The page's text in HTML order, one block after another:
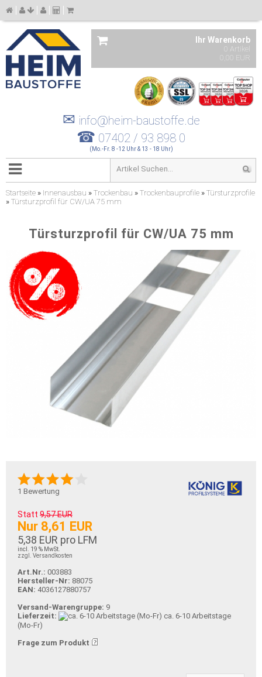
Ihr Warenkorb
0 Artikel
0,00 EUR
✉ info@heim-baustoffe.de
☎ 07402 / 93 898 0
(Mo.-Fr. 8 -12 Uhr & 13 - 18 Uhr)
Startseite » Innenausbau » Trockenbau » Trockenbauprofile » Türsturzprofile
» Türsturzprofil für CW/UA 75 mm
Türsturzprofil für CW/UA 75 mm
1 Bewertung
Statt 9,57 EUR
Nur 8,61 EUR
5,38 EUR pro LFM
incl. 19 % MwSt.
zzgl. Versandkosten
Art.Nr.: 003883
Hersteller-Nr: 88075
EAN: 4036127880757
Versand-Warengruppe: 9
Lieferzeit:
ca. 6-10 Arbeitstage
(Mo-Fr)
Frage zum Produkt